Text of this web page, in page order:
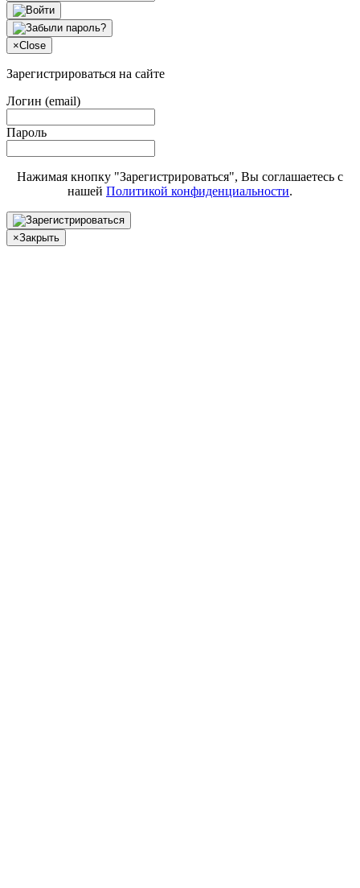
×Close
Зарегистрироваться на сайте
Логин (email)
Пароль
Нажимая кнопку "Зарегистрироваться", Вы соглашаетесь с
нашей Политикой конфиденциальности.
×Закрыть